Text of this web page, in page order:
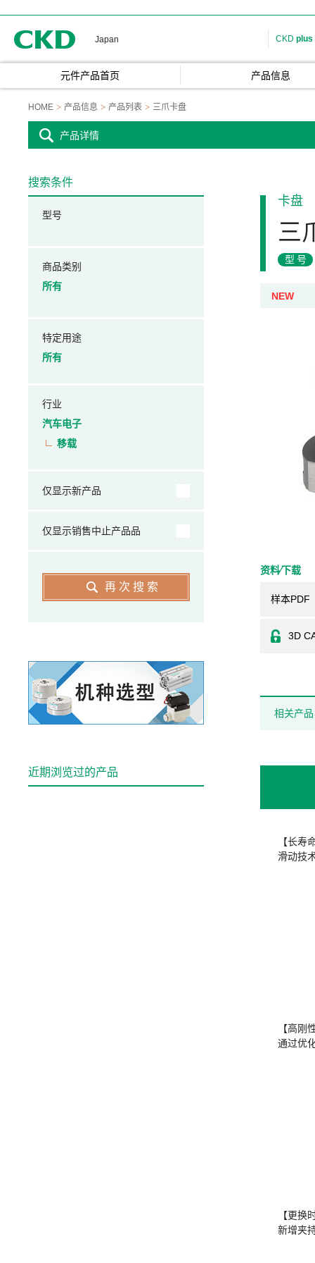
Japan CKD plus
元件产品首页 产品信息
HOME 产品信息 产品列表 三爪卡盘
产品详情
卡盘
三
型号
NEW
资料⁄下载
样本PDF
3D
相关产品
【长寿
滑动技
【高刚
通过优
【更换
新增夹
搜索条件
型号
商品类别
所有
特定用途
所有
行业
汽车电子
移载
仅显示新产品
仅显示销售中止产品品
再次搜索
近期浏览过的产品